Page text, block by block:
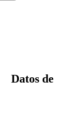
Datos de